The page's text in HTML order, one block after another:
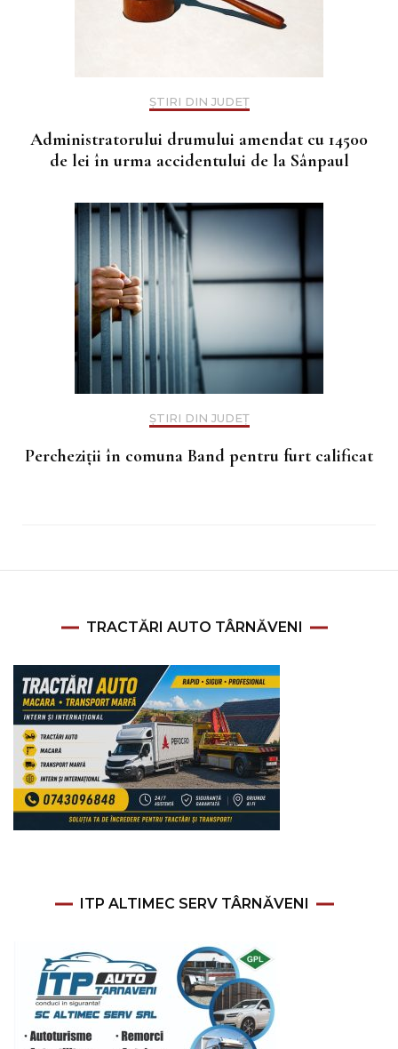
ȘTIRI DIN JUDEȚ
Administratorului drumului amendat cu 14500
de lei în urma accidentului de la Sânpaul
ȘTIRI DIN JUDEȚ
Percheziții în comuna Band pentru furt calificat
TRACTĂRI AUTO TÂRNĂVENI
ITP ALTIMEC SERV TÂRNĂVENI